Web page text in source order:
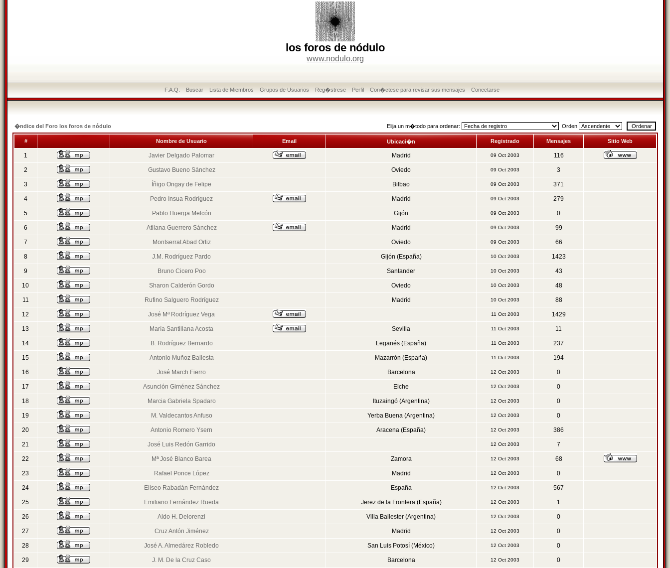
los foros de nódulo
www.nodulo.org
F.A.Q. Buscar Lista de Miembros Grupos de Usuarios Reg�strese Perfil Con�ctese para revisar sus mensajes Conectarse
�ndice del Foro los foros de nódulo Elija un m�todo para ordenar: Orden
# Nombre de Usuario Email Ubicaci�n Registrado Mensajes Sitio Web
1 Javier Delgado Palomar Madrid 09 Oct 2003 116
2 Gustavo Bueno Sánchez Oviedo 09 Oct 2003 3
3 Íñigo Ongay de Felipe Bilbao 09 Oct 2003 371
4 Pedro Insua Rodríguez Madrid 09 Oct 2003 279
5 Pablo Huerga Melcón Gijón 09 Oct 2003 0
6 Atilana Guerrero Sánchez Madrid 09 Oct 2003 99
7 Montserrat Abad Ortiz Oviedo 09 Oct 2003 66
8 J.M. Rodríguez Pardo Gijón (España) 10 Oct 2003 1423
9 Bruno Cicero Poo Santander 10 Oct 2003 43
10 Sharon Calderón Gordo Oviedo 10 Oct 2003 48
11 Rufino Salguero Rodríguez Madrid 10 Oct 2003 88
12 José Mª Rodríguez Vega 11 Oct 2003 1429
13 María Santillana Acosta Sevilla 11 Oct 2003 11
14 B. Rodríguez Bernardo Leganés (España) 11 Oct 2003 237
15 Antonio Muñoz Ballesta Mazarrón (España) 11 Oct 2003 194
16 José March Fierro Barcelona 12 Oct 2003 0
17 Asunción Giménez Sánchez Elche 12 Oct 2003 0
18 Marcia Gabriela Spadaro Ituzaingó (Argentina) 12 Oct 2003 0
19 M. Valdecantos Anfuso Yerba Buena (Argentina) 12 Oct 2003 0
20 Antonio Romero Ysern Aracena (España) 12 Oct 2003 386
21 José Luis Redón Garrido 12 Oct 2003 7
22 Mª José Blanco Barea Zamora 12 Oct 2003 68
23 Rafael Ponce López Madrid 12 Oct 2003 0
24 Eliseo Rabadán Fernández España 12 Oct 2003 567
25 Emiliano Fernández Rueda Jerez de la Frontera (España) 12 Oct 2003 1
26 Aldo H. Delorenzi Villa Ballester (Argentina) 12 Oct 2003 0
27 Cruz Antón Jiménez Madrid 12 Oct 2003 0
28 José A. Almedárez Robledo San Luis Potosí (México) 12 Oct 2003 0
29 J. M. De la Cruz Caso Barcelona 12 Oct 2003 0